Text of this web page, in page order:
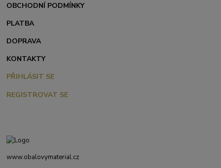
OBCHODNÍ PODMÍNKY
PLATBA
DOPRAVA
KONTAKTY
PŘIHLÁSIT SE
REGISTROVAT SE
www.obalovymaterial.cz